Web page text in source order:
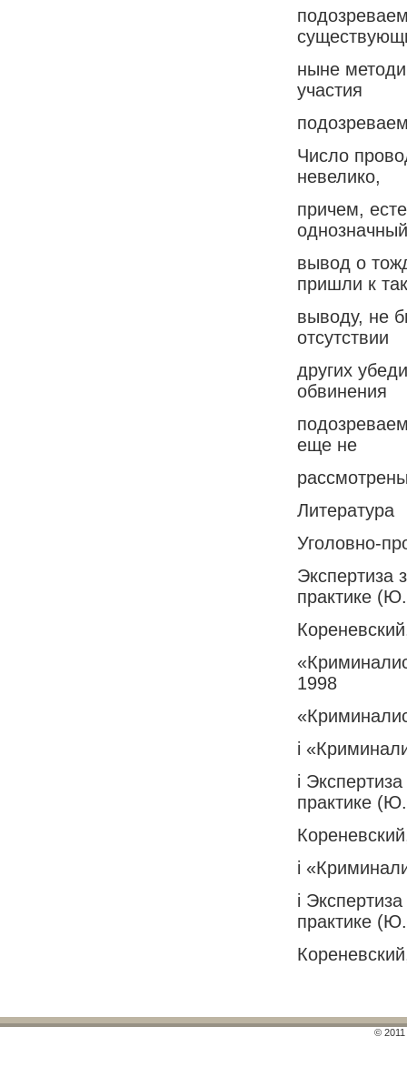
ныне
участия
Число
невелико,
причем,
однозначный
вывод о
пришли к
выводу, не
отсутствии
других
обвинения
еще не
Литература
Уголовно-
Экспертиза
практике (Ю.
1998
i
i
практике (Ю.
i
i
практике (Ю.
©